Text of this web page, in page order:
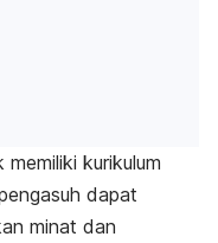
memiliki kurikulum
dapat
minat dan